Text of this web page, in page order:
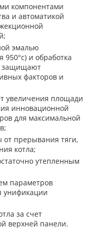
компонентами
и автоматикой
эмалью
950°с) и обработка
защищают
факторов и
увеличения площади
инновационной
для максимальной
прерывания тяги,
котла;
утепленным
параметров
унификации
за счет
верхней панели.